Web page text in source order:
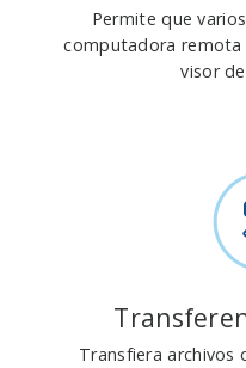
Permite que
computadora
visor
Transfiera archivos